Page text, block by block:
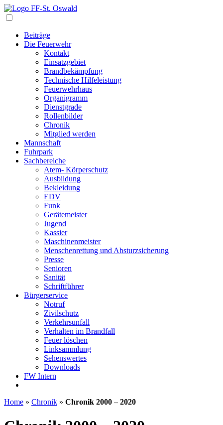
Beiträge
Die Feuerwehr
Kontakt
Einsatzgebiet
Brandbekämpfung
Technische Hilfeleistung
Feuerwehrhaus
Organigramm
Dienstgrade
Rollenbilder
Chronik
Mitglied werden
Mannschaft
Fuhrpark
Sachbereiche
Atem- Körperschutz
Ausbildung
Bekleidung
EDV
Funk
Gerätemeister
Jugend
Kassier
Maschinenmeister
Menschenrettung und Absturzsicherung
Presse
Senioren
Sanität
Schriftführer
Bürgerservice
Notruf
Zivilschutz
Verkehrsunfall
Verhalten im Brandfall
Feuer löschen
Linksammlung
Sehenswertes
Downloads
FW Intern
Home » Chronik » Chronik 2000 – 2020